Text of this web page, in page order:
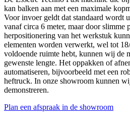
kan balken aan met een maximale
Voor invoer geldt dat standaard wordt
vanaf circa 6 meter, maar door slimme
herpositionering van het werkstuk
elementen worden verwerkt, wel tot
voldoende ruimte hebt, kunnen wij de
gewenste lengte. Het oppakken of
automatiseren, bijvoorbeeld met een
heftruck. In onze showroom kunnen
demonstreren.
Plan een afspraak in de showroom